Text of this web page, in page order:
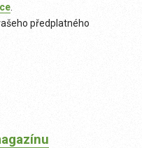
předplatného